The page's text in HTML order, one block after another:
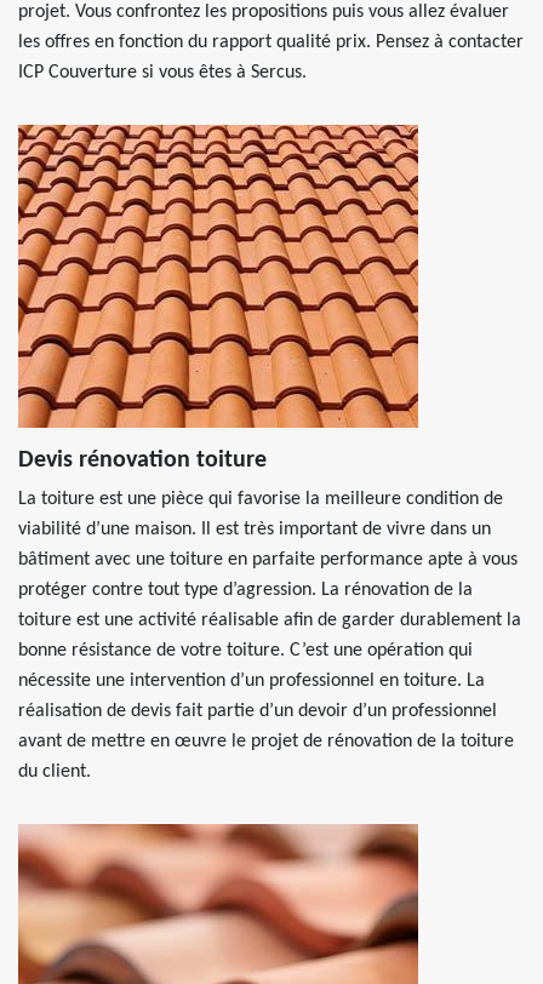
projet. Vous confrontez les propositions puis vous allez évaluer
les offres en fonction du rapport qualité prix. Pensez à contacter
ICP Couverture si vous êtes à Sercus.
Devis rénovation toiture
La toiture est une pièce qui favorise la meilleure condition de
viabilité d’une maison. Il est très important de vivre dans un
bâtiment avec une toiture en parfaite performance apte à vous
protéger contre tout type d’agression. La rénovation de la
toiture est une activité réalisable afin de garder durablement la
bonne résistance de votre toiture. C’est une opération qui
nécessite une intervention d’un professionnel en toiture. La
réalisation de devis fait partie d’un devoir d’un professionnel
avant de mettre en œuvre le projet de rénovation de la toiture
du client.